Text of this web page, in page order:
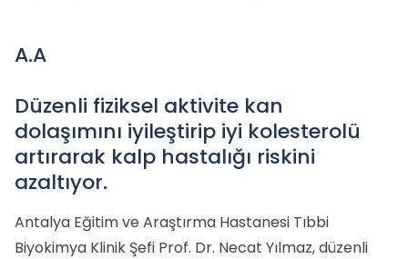
A.A
Düzenli fiziksel aktivite kan
dolaşımını iyileştirip iyi kolesterolü
artırarak kalp hastalığı riskini
azaltıyor.
Antalya Eğitim ve Araştırma Hastanesi Tıbbi
Biyokimya Klinik Şefi Prof. Dr. Necat Yılmaz, düzenli